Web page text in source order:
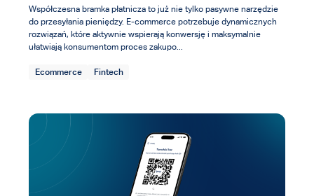
Współczesna bramka płatnicza to już nie tylko pasywne narzędzie
do przesyłania pieniędzy. E-commerce potrzebuje dynamicznych
rozwiązań, które aktywnie wspierają konwersję i maksymalnie
ułatwiają konsumentom proces zakupo...
Ecommerce Fintech